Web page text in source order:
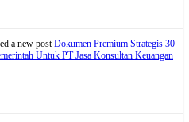
a new post Dokumen Premium Strategis 30
Untuk PT Jasa Konsultan Keuangan